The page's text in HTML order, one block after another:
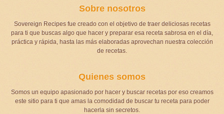
Sobre nosotros
Sovereign Recipes fue creado con el objetivo de traer deliciosas recetas
para ti que buscas algo que hacer y preparar esa receta sabrosa en el día,
práctica y rápida, hasta las más elaboradas aprovechan nuestra colección
de recetas.
Quienes somos
Somos un equipo apasionado por hacer y buscar recetas por eso creamos
este sitio para ti que amas la comodidad de buscar tu receta para poder
hacerla sin secretos.